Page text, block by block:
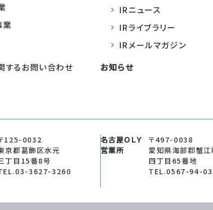
業
するお問い合わせ
IRニュース
IRライブラリー
IRメールマガジン
お知らせ
125-0032
京都葛飾区水元
丁目15番8号
3627-3260
名古屋ＯＬＹ
営業所
〒497-0038
愛知県海部郡蟹
四丁目65番地
TEL.0567-94-